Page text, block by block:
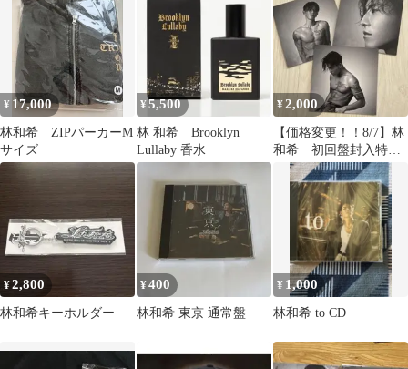
¥ 17,000
林和希 ZIPパーカーM
サイズ
¥5,500
林 和希 Brooklyn
Lullaby 香水
¥2,000
【価格変更！！8/7】林
和希 初回盤封入特典
アザージャケット
¥2,800
林和希キーホルダー
¥400
林和希 東京 通常盤
¥ 1,000
林和希 to CD